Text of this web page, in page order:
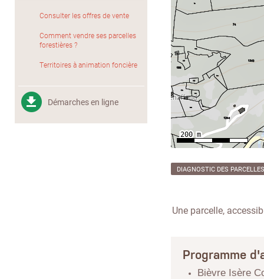
Consulter les offres de vente
Comment vendre ses parcelles
forestières ?
Territoires à animation foncière
Démarches en ligne
DIAGNOSTIC DES PARCELLES
Une parcelle,
Programme
Bièvre Isère